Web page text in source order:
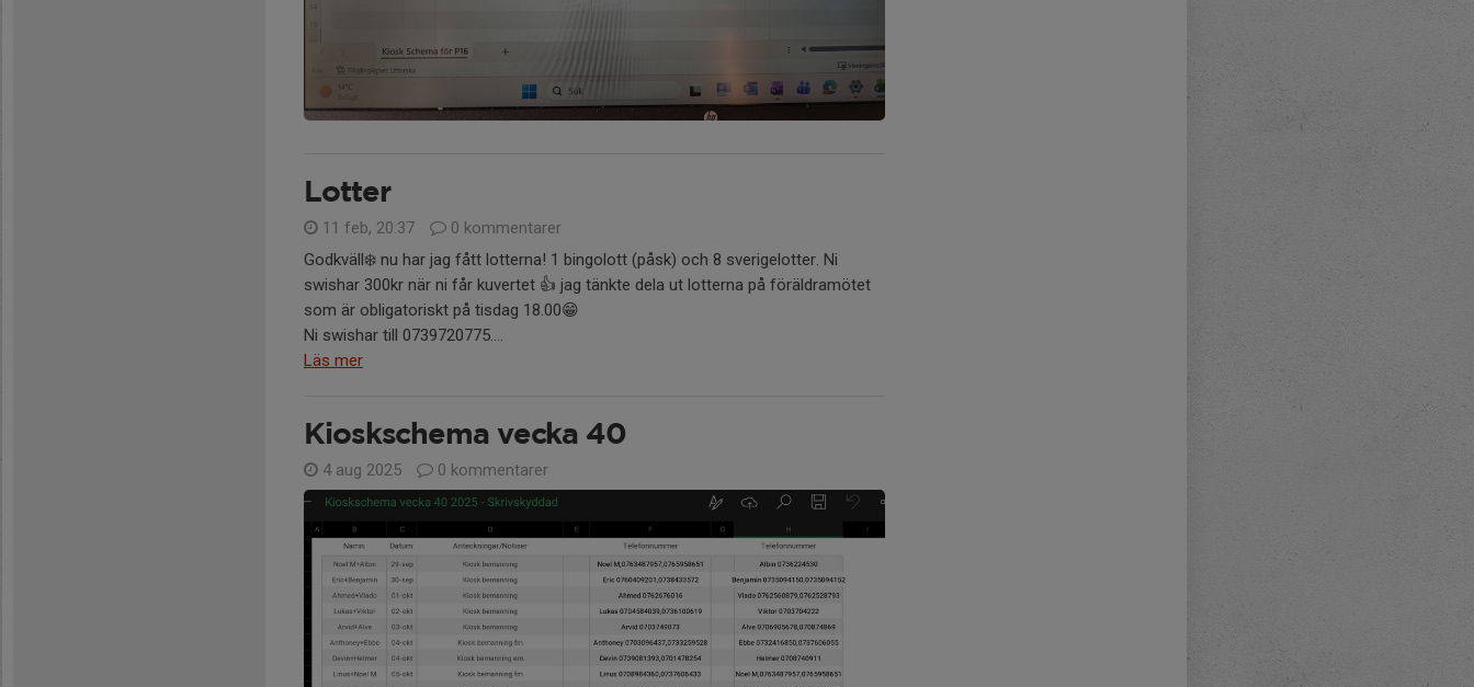
Lotter
11 feb, 20:37
0 kommentarer
Godkväll❄️ nu har jag fått lotterna! 1 bingolott (påsk) och 8 sverigelotter. Ni
swishar 300kr när ni får kuvertet 👍 jag tänkte dela ut lotterna på föräldramötet
som är obligatoriskt på tisdag 18.00😁
Ni swishar till 0739720775....
Läs mer
Kioskschema vecka 40
4 aug 2025 0 kommentarer